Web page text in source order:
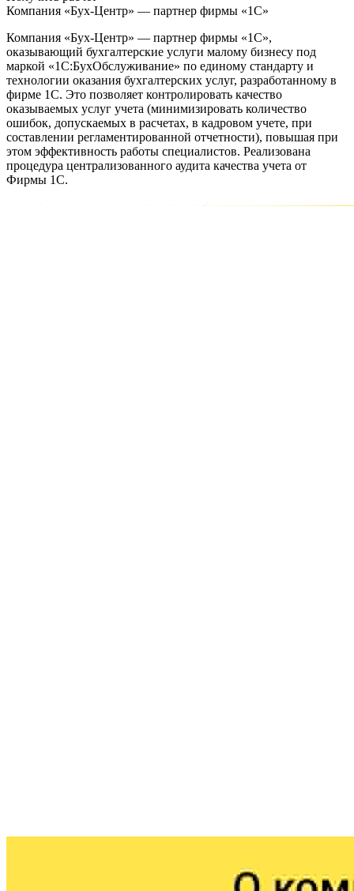
Компания «Бух-Центр» — партнер фирмы «1С»
Компания «Бух-Центр» — партнер фирмы «1С»,
оказывающий бухгалтерские услуги малому бизнесу под
маркой «1С:БухОбслуживание» по единому стандарту и
технологии оказания бухгалтерских услуг, разработанному в
фирме 1С. Это позволяет контролировать качество
оказываемых услуг учета (минимизировать количество
ошибок, допускаемых в расчетах, в кадровом учете, при
составлении регламентированной отчетности), повышая при
этом эффективность работы специалистов. Реализована
процедура централизованного аудита качества учета от
Фирмы 1С.